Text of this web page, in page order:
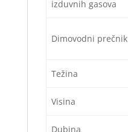
izduvnih gasova
Dimovodni prečnik
Težina
Visina
Dubina